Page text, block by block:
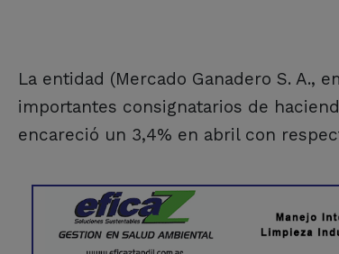
La entidad (Mercado Ganadero S. A.,
importantes consignatarios de
encareció un 3,4% en abril con